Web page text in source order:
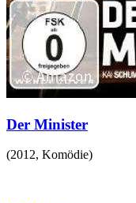
Der Minister
(2012, Komödie)